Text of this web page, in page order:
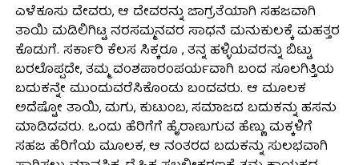
ಎಳೆಕೂಸು ದೇವರು, ಆ ದೇವರನ್ನು ಜಾಗ್ರತೆಯಾಗಿ ಸಹಜವಾಗಿ
ತಾಯಿ ಮಡಿಲಿಗಿಟ್ಟ ನರಸಮ್ಮನವರ ಸಾಧನೆ ಮನುಕುಲಕ್ಕೆ ಮಹತ್ತರ
ಕೊಡುಗೆ. ಸರ್ಕಾರಿ ಕೆಲಸ ಸಿಕ್ಕರೂ , ತನ್ನ ಹಳ್ಳಿಯವರನ್ನು ಬಿಟ್ಟು
ಬರಲೊಪ್ಪದೇ, ತಮ್ಮ ವಂಶಪಾರಂಪರ್ಯವಾಗಿ ಬಂದ ಸೂಲಗಿತ್ತಿಯ
ಬದುಕನ್ನೇ ಮುಂದುವರೆಸಿಕೊಂಡು ಬಂದವರು. ಆ ಮೂಲಕ
ಅದೆಷ್ಟೋ ತಾಯಿ, ಮಗು, ಕುಟುಂಬ, ಸಮಾಜದ ಬದುಕನ್ನು ಹಸನು
ಮಾಡಿದವರು. ಒಂದು ಹೆರಿಗೆಗೆ ಹೈರಾಣುಗುವ ಹೆಣ್ಣು ಮಕ್ಕಳಿಗೆ
ಸಹಜ ಹೆರಿಗೆಯ ಮೂಲಕ, ಆ ನಂತರದ ಬದುಕನ್ನು ಸುಲಭವಾಗಿ